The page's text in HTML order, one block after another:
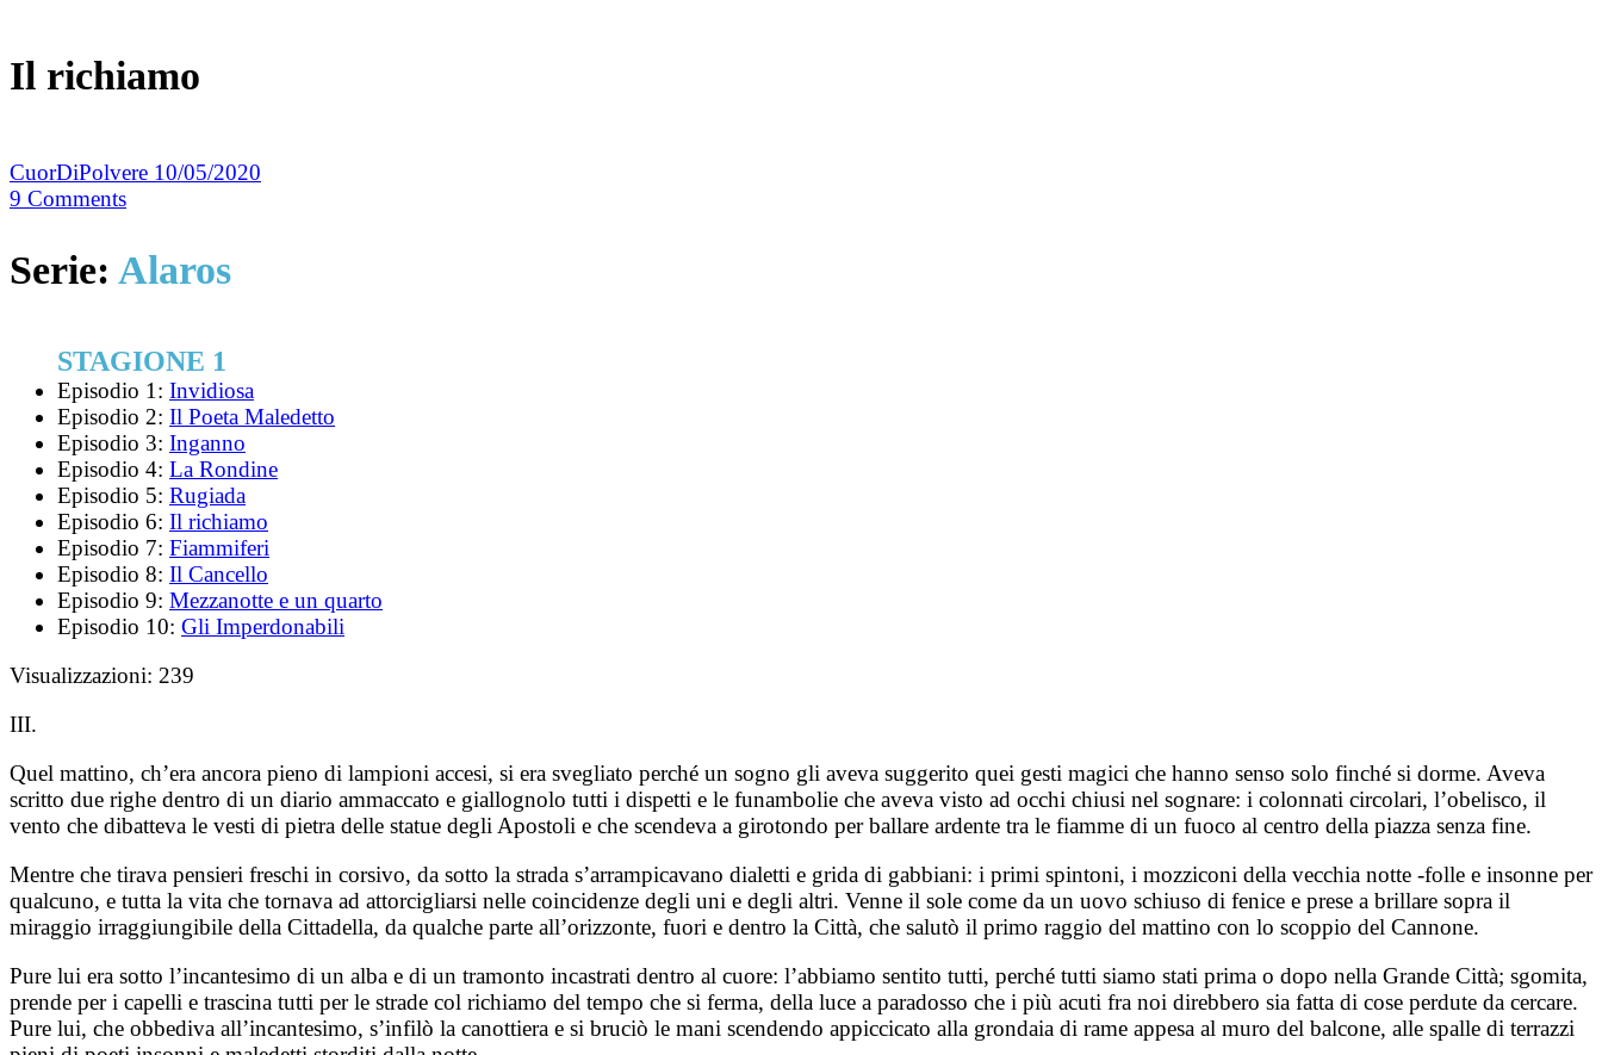
Il richiamo
CuorDiPolvere 10/05/2020
9 Comments
Serie: Alaros
STAGIONE 1
Episodio 1: Invidiosa
Episodio 2: Il Poeta Maledetto
Episodio 3: Inganno
Episodio 4: La Rondine
Episodio 5: Rugiada
Episodio 6: Il richiamo
Episodio 7: Fiammiferi
Episodio 8: Il Cancello
Episodio 9: Mezzanotte e un quarto
Episodio 10: Gli Imperdonabili
Visualizzazioni: 239
III.
Quel mattino, ch’era ancora pieno di lampioni accesi, si era svegliato perché un sogno gli aveva suggerito quei gesti magici che hanno senso solo finché si dorme. Aveva
scritto due righe dentro di un diario ammaccato e giallognolo tutti i dispetti e le funambolie che aveva visto ad occhi chiusi nel sognare: i colonnati circolari, l’obelisco, il
vento che dibatteva le vesti di pietra delle statue degli Apostoli e che scendeva a girotondo per ballare ardente tra le fiamme di un fuoco al centro della piazza senza fine.
Mentre che tirava pensieri freschi in corsivo, da sotto la strada s’arrampicavano dialetti e grida di gabbiani: i primi spintoni, i mozziconi della vecchia notte -folle e insonne per
qualcuno, e tutta la vita che tornava ad attorcigliarsi nelle coincidenze degli uni e degli altri. Venne il sole come da un uovo schiuso di fenice e prese a brillare sopra il
miraggio irraggiungibile della Cittadella, da qualche parte all’orizzonte, fuori e dentro la Città, che salutò il primo raggio del mattino con lo scoppio del Cannone.
Pure lui era sotto l’incantesimo di un alba e di un tramonto incastrati dentro al cuore: l’abbiamo sentito tutti, perché tutti siamo stati prima o dopo nella Grande Città; sgomita,
prende per i capelli e trascina tutti per le strade col richiamo del tempo che si ferma, della luce a paradosso che i più acuti fra noi direbbero sia fatta di cose perdute da cercare.
Pure lui, che obbediva all’incantesimo, s’infilò la canottiera e si bruciò le mani scendendo appiccicato alla grondaia di rame appesa al muro del balcone, alle spalle di terrazzi